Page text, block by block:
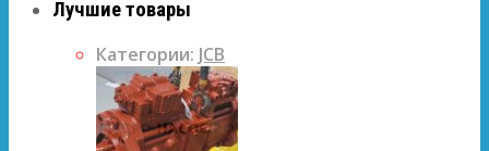
Лучшие товары
Категории: JCB